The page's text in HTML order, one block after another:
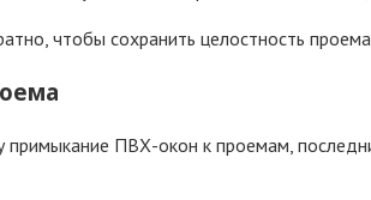
чтобы сохранить целостность
ПВХ-окон к проемам,